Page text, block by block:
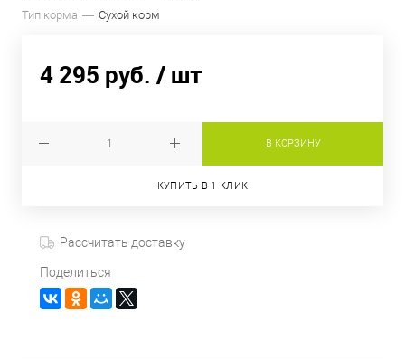
Тип корма
Сухой корм
4 295 руб. / шт
В КОРЗИНУ
КУПИТЬ В 1 КЛИК
Рассчитать доставку
Поделиться